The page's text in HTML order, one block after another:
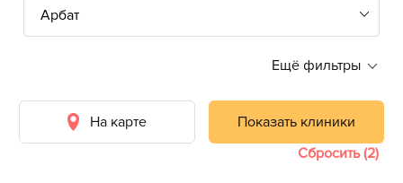
Ещё фильтры
На карте
Показать клиники
Сбросить (2)